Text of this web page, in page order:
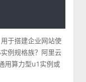
于搭建企业网站使
例规格族？阿里云
用算力型u1实例或